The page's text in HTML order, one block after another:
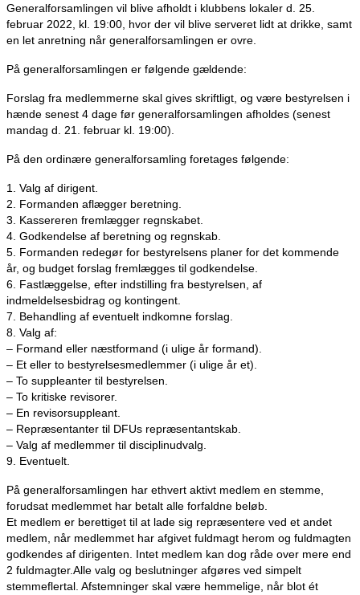
Generalforsamlingen vil blive afholdt i klubbens lokaler d. 25.
februar 2022, kl. 19:00, hvor der vil blive serveret lidt at drikke, samt
en let anretning når generalforsamlingen er ovre.
På generalforsamlingen er følgende gældende:
Forslag fra medlemmerne skal gives skriftligt, og være bestyrelsen i
hænde senest 4 dage før generalforsamlingen afholdes (senest
mandag d. 21. februar kl. 19:00).
På den ordinære generalforsamling foretages følgende:
1. Valg af dirigent.
2. Formanden aflægger beretning.
3. Kassereren fremlægger regnskabet.
4. Godkendelse af beretning og regnskab.
5. Formanden redegør for bestyrelsens planer for det kommende
år, og budget forslag fremlægges til godkendelse.
6. Fastlæggelse, efter indstilling fra bestyrelsen, af
indmeldelsesbidrag og kontingent.
7. Behandling af eventuelt indkomne forslag.
8. Valg af:
– Formand eller næstformand (i ulige år formand).
– Et eller to bestyrelsesmedlemmer (i ulige år et).
– To suppleanter til bestyrelsen.
– To kritiske revisorer.
– En revisorsuppleant.
– Repræsentanter til DFUs repræsentantskab.
– Valg af medlemmer til disciplinudvalg.
9. Eventuelt.
På generalforsamlingen har ethvert aktivt medlem en stemme,
forudsat medlemmet har betalt alle forfaldne beløb.
Et medlem er berettiget til at lade sig repræsentere ved et andet
medlem, når medlemmet har afgivet fuldmagt herom og fuldmagten
godkendes af dirigenten. Intet medlem kan dog råde over mere end
2 fuldmagter.Alle valg og beslutninger afgøres ved simpelt
stemmeflertal. Afstemninger skal være hemmelige, når blot ét